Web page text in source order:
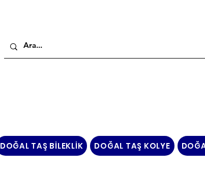
DOĞAL TAŞ BİLEKLİK DOĞAL TAŞ KOLYE